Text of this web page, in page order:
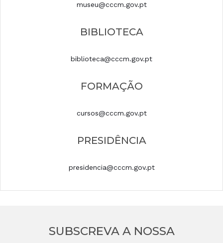
museu@cccm.gov.pt
BIBLIOTECA
biblioteca@cccm.gov.pt
FORMAÇÃO
cursos@cccm.gov.pt
PRESIDÊNCIA
presidencia@cccm.gov.pt
SUBSCREVA A NOSSA